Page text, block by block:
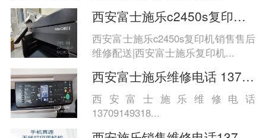
西安富士施乐c2450s复印机销售售后维修配
西安富士施乐c2450s复印机销售售后
维修配送|西安富士施乐复印机...
西安富士施乐维修电话 13709149318
西安富士施乐维修电话
13709149318...